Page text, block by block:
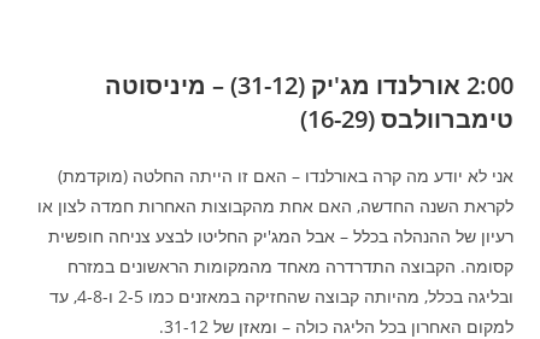
2:00 אורלנדו מג'יק (31-12) – מיניסוטה
טימברוולבס (16-29)
אני לא יודע מה קרה באורלנדו – האם זו הייתה החלטה (מוקדמת)
לקראת השנה החדשה, האם אחת מהקבוצות האחרות חמדה לצון או
רעיון של ההנהלה בכלל – אבל המג'יק החליטו לבצע צניחה חופשית
קסומה. הקבוצה התדרדרה מאחד מהמקומות הראשונים במזרח
ובליגה בכלל, מהיותה קבוצה שהחזיקה במאזנים כמו 2-5 ו-4-8, עד
למקום האחרון בכל הליגה כולה – ומאזן של 31-12.